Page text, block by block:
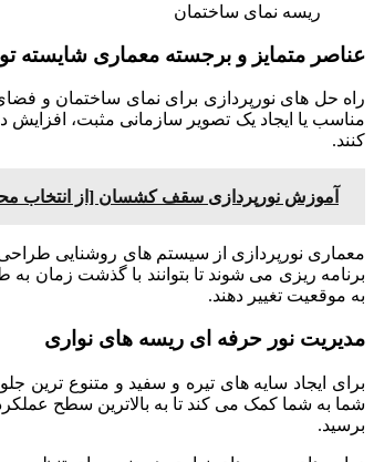
ریسه نمای ساختمان
عناصر متمایز و برجسته معماری شایسته
راه حل های نورپردازی برای نمای ساختمان و فضای
مناسب یا ایجاد یک تصویر سازمانی مثبت،
کنند.
آموزش نورپردازی سقف کشسان [از انتخاب
برنامه ریزی می شوند تا بتوانند با گذشت زمان
به موقعیت تغییر دهند.
مدیریت نور حرفه ای ریسه های نواری
شما به شما کمک می کند تا به بالاترین سطح
برسید.